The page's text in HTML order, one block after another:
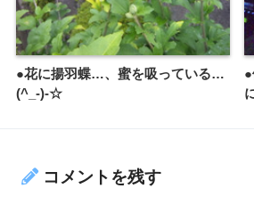
●花に揚羽蝶…、蜜を吸っている…
(^_-)-☆
コメントを残す